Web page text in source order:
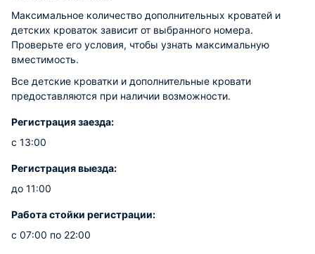
Максимальное количество дополнительных кроватей и
детских кроваток зависит от выбранного номера.
Проверьте его условия, чтобы узнать максимальную
вместимость.
Все детские кроватки и дополнительные кровати
предоставляются при наличии возможности.
Регистрация заезда:
с 13:00
Регистрация выезда:
до 11:00
Работа стойки регистрации:
с 07:00 по 22:00